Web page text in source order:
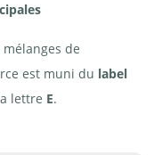
de
est muni du label
lettre E.